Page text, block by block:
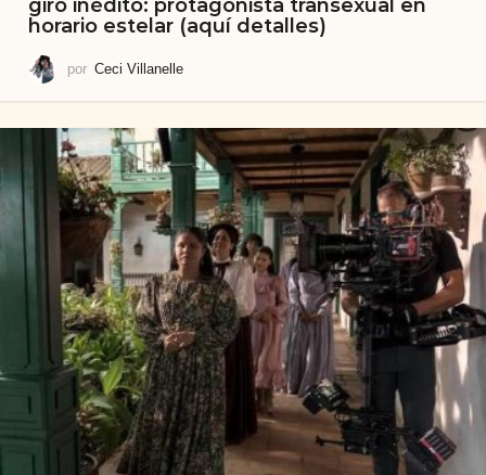
giro inédito: protagonista transexual en
horario estelar (aquí detalles)
por Ceci Villanelle